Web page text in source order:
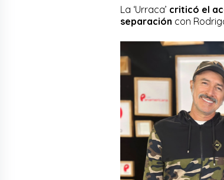
La ‘Urraca’ criticó el
separación con